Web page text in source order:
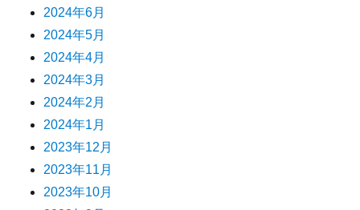
2024年6月
2024年5月
2024年4月
2024年3月
2024年2月
2024年1月
2023年12月
2023年11月
2023年10月